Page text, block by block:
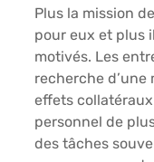
Plus la mission
pour eux et plus
motivés. Les
recherche d’une
effets
personnel de
des tâches